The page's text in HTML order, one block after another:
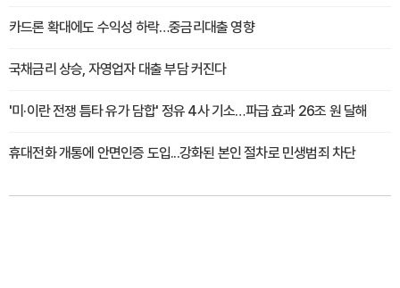
카드론 확대에도 수익성 하락…중금리대출 영향
국채금리 상승, 자영업자 대출 부담 커진다
'미·이란 전쟁 틈타 유가 담합' 정유 4사 기소…파급 효과 26조 원 달해
휴대전화 개통에 안면인증 도입...강화된 본인 절차로 민생범죄 차단